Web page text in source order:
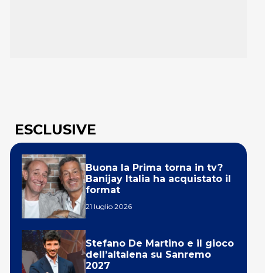
ESCLUSIVE
Buona la Prima torna in tv?
Banijay Italia ha acquistato il
format
21 luglio 2026
Stefano De Martino e il gioco
dell’altalena su Sanremo
2027